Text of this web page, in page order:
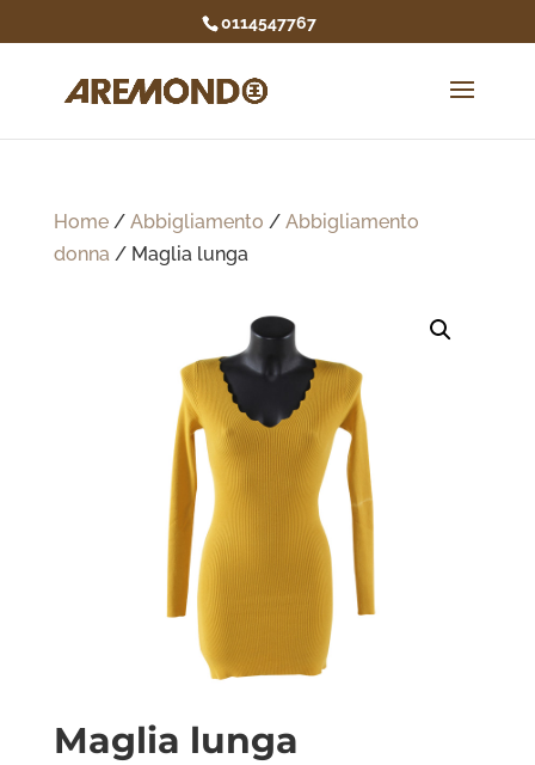
0114547767
Home/ Abbigliamento / Abbigliamento
donna/ Maglia lunga
Maglia lunga